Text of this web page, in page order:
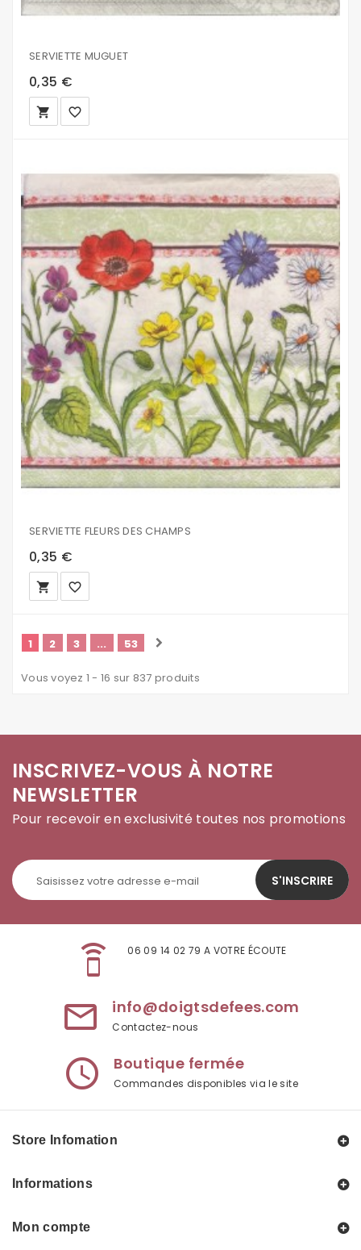
SERVIETTE MUGUET
0,35 €
local_grocery_store favorite_border
SERVIETTE FLEURS DES CHAMPS
0,35 €
local_grocery_store favorite_border
1 2 3 ... 53
Vous voyez 1 - 16 sur 837 produits
INSCRIVEZ-VOUS À NOTRE
NEWSLETTER
Pour recevoir en exclusivité toutes nos promotions
S'INSCRIRE
speaker_phone 06 09 14 02 79 A VOTRE ÉCOUTE
mail_outline info@doigtsdefees.com
Contactez-nous
access_time Boutique fermée
Commandes disponibles via le site
Store Infomation
Informations
Mon compte